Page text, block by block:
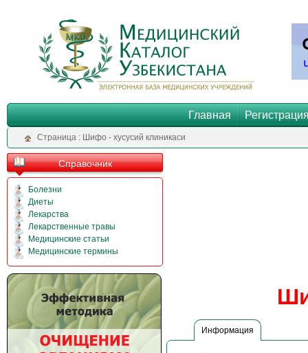
Главная
Cтраница : Шифо - хусусий клиникаси
Справочник
Болезни
Диеты
Лекарства
Лекарственные травы
Медицинские статьи
Медицинские термины
Информация